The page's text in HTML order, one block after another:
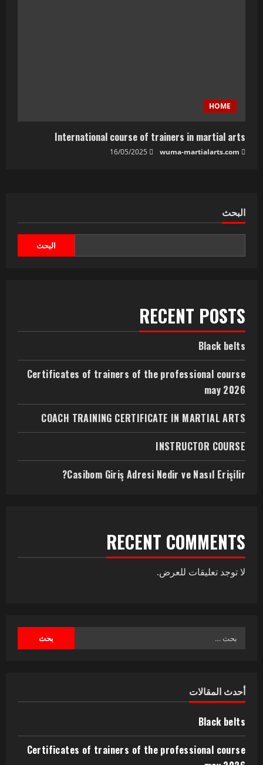
HOME
International course of trainers in martial arts
wuma-martialarts.com
البحث
البحث
RECENT POSTS
Black belts
Certificates of trainers of the professional course
may 2026
COACH TRAINING CERTIFICATE IN MARTIAL ARTS
INSTRUCTOR COURSE
Casibom Giriş Adresi Nedir ve Nasıl Erişilir?
RECENT COMMENTS
لا توجد تعليقات للعرض.
أحدث المقالات
Black belts
Certificates of trainers of the professional course